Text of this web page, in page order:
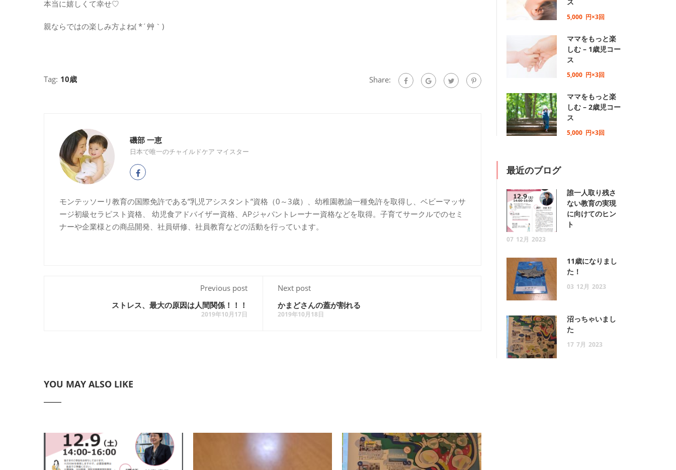
本当に嬉しくて幸せ♡
親ならではの楽しみ方よね( *´艸｀)
Tag: 10歳 Share:
磯部 一恵
日本で唯一のチャイルドケア マイスター
モンテッソーリ教育の国際免許である”乳児アシスタント”資格（0～3歳）、幼稚園教諭一種免許を取得し、ベビーマッサ
ージ初級セラピスト資格、 幼児食アドバイザー資格、APジャパントレーナー資格などを取得。子育てサークルでのセミ
ナーや企業様との商品開発、社員研修、社員教育などの活動を行っています。
Previous post
ストレス、最大の原因は人間関係！！！
2019年10月17日
Next post
かまどさんの蓋が割れる
2019年10月18日
YOU MAY ALSO LIKE
5,000 円×3回
ママをもっと楽
しむ – 1歳児コー
ス
5,000 円×3回
ママをもっと楽
しむ – 2歳児コー
ス
5,000 円×3回
最近のブログ
誰一人取り残さ
ない教育の実現
に向けてのヒン
ト
07 12月 2023
11歳になりまし
た！
03 12月 2023
沼っちゃいまし
た
17 7月 2023